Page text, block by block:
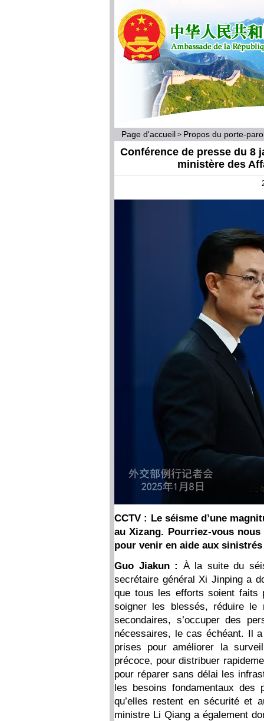
Page d'accueil > Propos du porte-
Conférence de presse du 8
ministère des
CCTV : Le séisme d’une
au Xizang. Pourriez-vous
pour venir en aide aux
Guo Jiakun : À la suite du
secrétaire général Xi Jinping a
que tous les efforts soient faits
soigner les blessés, réduire le
secondaires, s’occuper des
nécessaires, le cas échéant. Il
prises pour améliorer la
précoce, pour distribuer
pour réparer sans délai les
les besoins fondamentaux des
qu’elles restent en sécurité et
ministre Li Qiang a également